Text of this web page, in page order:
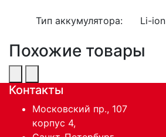
Тип аккумулятора: Li-ion
Похожие товары
Контакты
Московский пр., 107
корпус 4,